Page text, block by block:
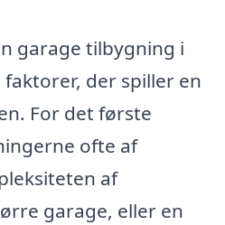
garage tilbygning i
faktorer, der spiller en
For det første
ofte af
af
garage, eller en